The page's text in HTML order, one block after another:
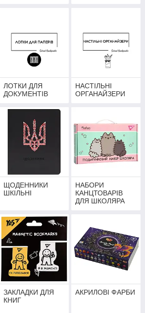
ЛОТКИ ДЛЯ
ДОКУМЕНТІВ
НАСТІЛЬНІ
ОРГАНАЙЗЕРИ
ЩОДЕННИКИ
ШКІЛЬНІ
НАБОРИ
КАНЦТОВАРІВ
ДЛЯ ШКОЛЯРА
ЗАКЛАДКИ ДЛЯ
КНИГ
АКРИЛОВІ ФАРБИ